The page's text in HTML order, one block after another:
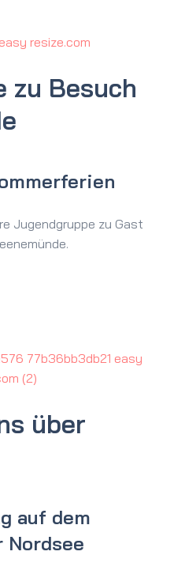
zu Besuch
Jugendgruppe zu Gast
über
auf dem
Nordsee